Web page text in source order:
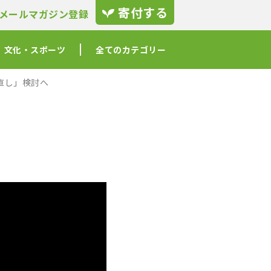
メールマガジン登録 寄付する
文化・スポーツ 全てのカテゴリー
し」検討へ